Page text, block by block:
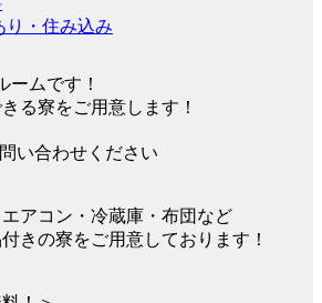
り・住み込み
ームです！
る寮をご用意します！
い合わせください
アコン・冷蔵庫・布団など
きの寮をご用意しております！